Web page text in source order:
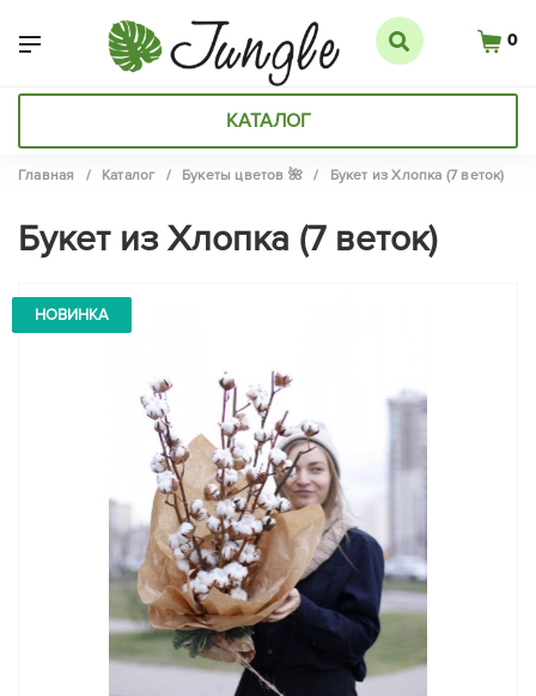
0
КАТАЛОГ
Главная / Каталог / Букеты цветов 🌺 / Букет из Хлопка (7 веток)
Букет из Хлопка (7 веток)
НОВИНКА